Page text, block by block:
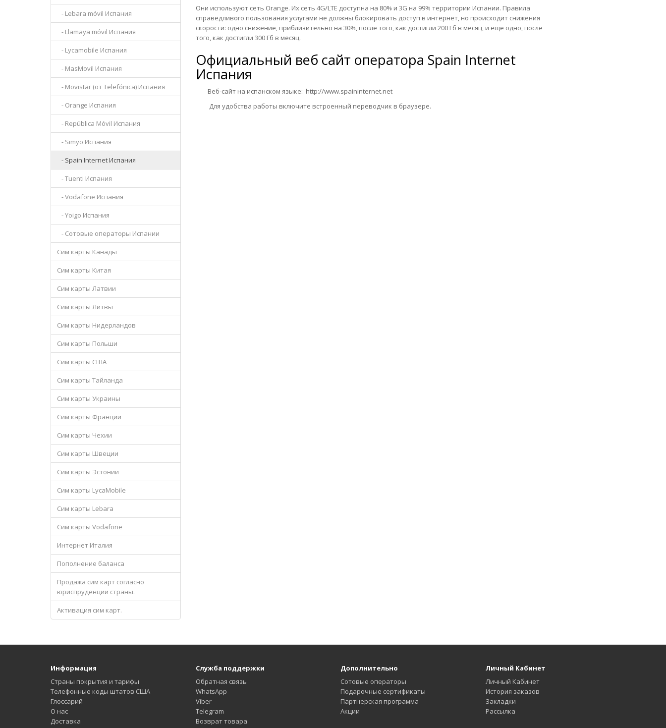
- Lebara móvil Испания
- Llamaya móvil Испания
- Lycamobile Испания
- MasMovil Испания
- Movistar (от Telefónica) Испания
- Orange Испания
- República Móvil Испания
- Simyo Испания
- Spain Internet Испания
- Tuenti Испания
- Vodafone Испания
- Yoigo Испания
- Сотовые операторы Испании
Сим карты Канады
Сим карты Китая
Сим карты Латвии
Сим карты Литвы
Сим карты Нидерландов
Сим карты Польши
Сим карты США
Сим карты Тайланда
Сим карты Украины
Сим карты Франции
Сим карты Чехии
Сим карты Швеции
Сим карты Эстонии
Сим карты LycaMobile
Сим карты Lebara
Сим карты Vodafone
Интернет Италия
Пополнение баланса
Продажа сим карт согласно
юриспруденции страны.
Активация сим карт.
Они используют сеть Orange. Их сеть 4G/LTE доступна на 80% и 3G на 99% территории Испании. Правила
справедливого пользования услугами не должны блокировать доступ в интернет, но происходит снижения
скорости: одно снижение, приблизительно на 30%, после того, как достигли 200 Гб в месяц, и еще одно, после
того, как достигли 300 Гб в месяц.
Официальный веб сайт оператора Spain Internet
Испания
Веб-сайт на испанском языке: http://www.spaininternet.net
Для удобства работы включите встроенный переводчик в браузере.
Информация
Страны покрытия и тарифы
Телефонные коды штатов США
Глоссарий
О нас
Доставка
Служба поддержки
Обратная связь
WhatsApp
Viber
Telegram
Возврат товара
Дополнительно
Сотовые операторы
Подарочные сертификаты
Партнерская программа
Акции
Личный Кабинет
Личный Кабинет
История заказов
Закладки
Рассылка